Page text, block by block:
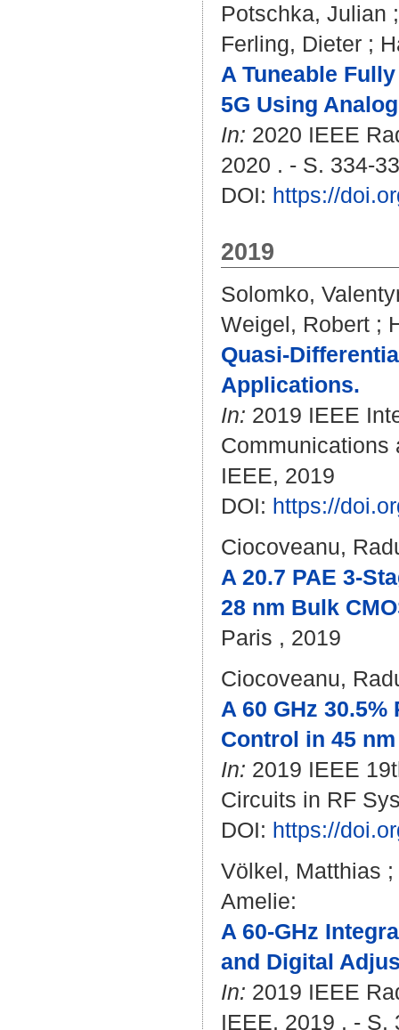
Potschka, Julian
Ferling, Dieter ;
A Tuneable
5G Using
In: 2020 IEEE
2020 . - S. 334-
DOI: https://
2019
Solomko,
Weigel, Robert ;
Quasi-
Applications.
In: 2019 IEEE
Communications
IEEE, 2019
DOI: https://
Ciocoveanu,
A 20.7 PAE 3-
28 nm Bulk
Paris , 2019
Ciocoveanu,
A 60 GHz
Control in 45 nm
In: 2019 IEEE
Circuits in RF
DOI: https://
Völkel, Matthias ;
Amelie:
A 60-GHz
and Digital
In: 2019 IEEE
IEEE, 2019 . - S.